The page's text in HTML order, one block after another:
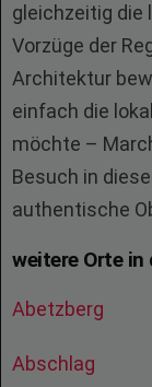
gleichzeitig die
Vorzüge der
Architektur
einfach die
möchte –
Besuch in
authentische
weitere Orte in
Abetzberg
Abschlag